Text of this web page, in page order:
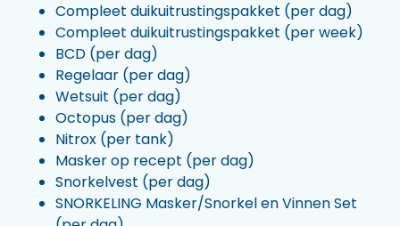
Compleet duikuitrustingspakket (per dag)
Compleet duikuitrustingspakket (per week)
BCD (per dag)
Regelaar (per dag)
Wetsuit (per dag)
Octopus (per dag)
Nitrox (per tank)
Masker op recept (per dag)
Snorkelvest (per dag)
SNORKELING Masker/Snorkel en Vinnen Set